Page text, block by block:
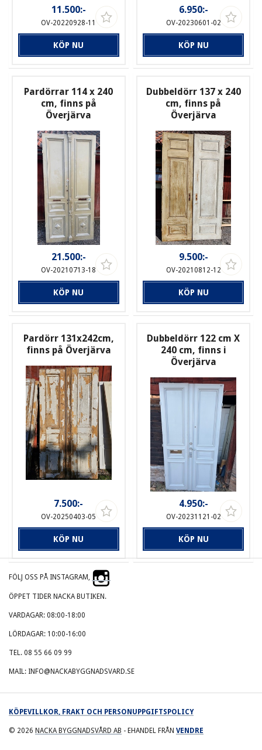
11.500:-
OV-20220928-11
KÖP NU
6.950:-
OV-20230601-02
KÖP NU
Pardörrar 114 x 240
cm, finns på
Överjärva
21.500:-
OV-20210713-18
KÖP NU
Dubbeldörr 137 x 240
cm, finns på
Överjärva
9.500:-
OV-20210812-12
KÖP NU
Pardörr 131x242cm,
finns på Överjärva
7.500:-
OV-20250403-05
KÖP NU
Dubbeldörr 122 cm X
240 cm, finns i
Överjärva
4.950:-
OV-20231121-02
KÖP NU
FÖLJ OSS PÅ INSTAGRAM,
ÖPPET TIDER NACKA BUTIKEN.
VARDAGAR: 08:00-18:00
LÖRDAGAR: 10:00-16:00
TEL. 08 55 66 09 99
MAIL: INFO@NACKABYGGNADSVARD.SE
KÖPEVILLKOR, FRAKT OCH PERSONUPPGIFTSPOLICY
© 2026 NACKA BYGGNADSVÅRD AB - EHANDEL FRÅN VENDRE